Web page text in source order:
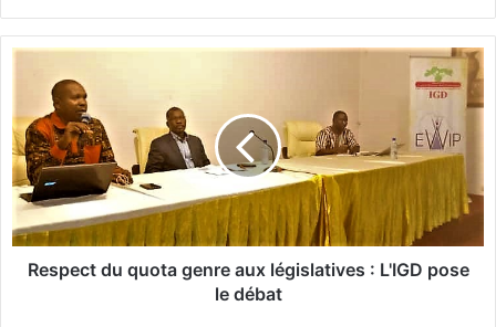
p
e
c
u
Respect du quota genre aux législatives : L'IGD pose
le débat